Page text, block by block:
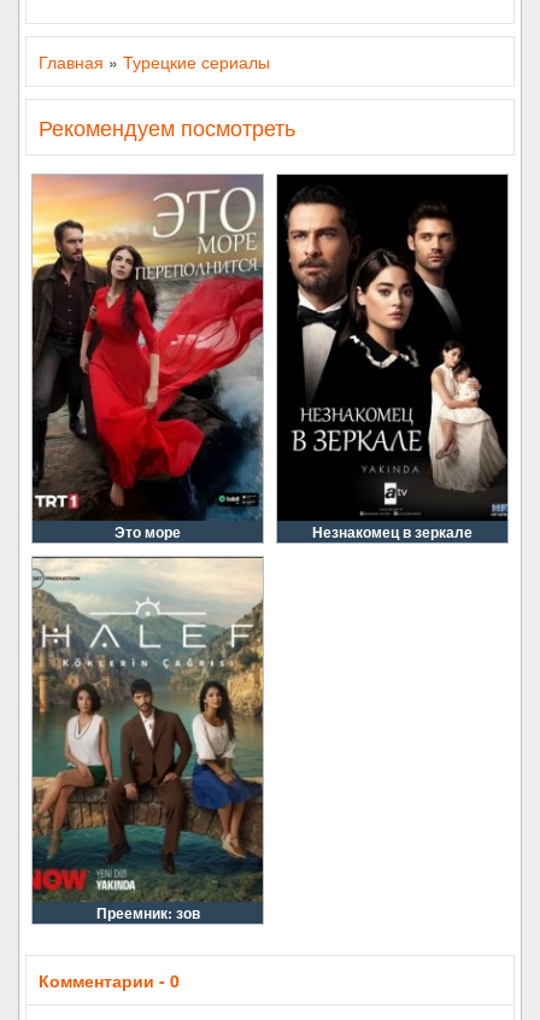
Главная » Турецкие сериалы
Рекомендуем посмотреть
Это море Незнакомец в зеркале
Преемник: зов
Комментарии - 0